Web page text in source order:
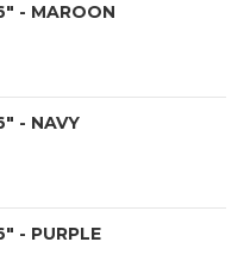
- MAROON
- NAVY
- PURPLE